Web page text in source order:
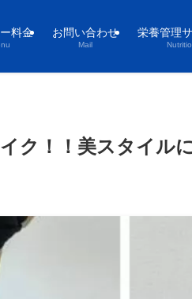
料金 お問い合わせ
Mail
栄養管理
ク！！美スタイル